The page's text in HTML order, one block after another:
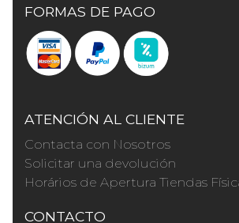
FORMAS DE PAGO
ATENCIÓN AL CLIENTE
Contacta con Nosotros
Solicitar una devolución
Horários de Apertura Tiendas
CONTACTO